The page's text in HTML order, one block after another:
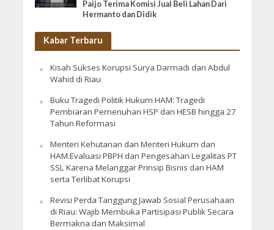
Paijo Terima Komisi Jual Beli Lahan Dari
Hermanto dan Didik
Kabar Terbaru
Kisah Sukses Korupsi Surya Darmadi dan Abdul
Wahid di Riau
Buku Tragedi Politik Hukum HAM: Tragedi
Pembiaran Pemenuhan HSP dan HESB hingga 27
Tahun Reformasi
Menteri Kehutanan dan Menteri Hukum dan
HAM:Evaluasi PBPH dan Pengesahan Legalitas PT
SSL Karena Melanggar Prinsip Bisnis dan HAM
serta Terlibat Korupsi
Revisi Perda Tanggung Jawab Sosial Perusahaan
di Riau: Wajib Membuka Partisipasi Publik Secara
Bermakna dan Maksimal